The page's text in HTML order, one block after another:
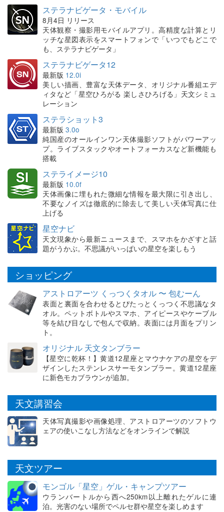
ステラナビゲータ・モバイル
8月4日 リリース
天体観察・撮影用モバイルアプリ。高精度な計算とリ
ッチな星図表示をスマートフォンで「いつでもどこで
も、ステラナビゲータ」
ステラナビゲータ12
最新版 12.0i
美しい描画、豊富な天体データ、オリジナル番組エデ
ィタなど「星空ひろがる 楽しさひろげる」天文シミュ
レーション
ステラショット3
最新版 3.0o
純国産のオールインワン天体撮影ソフトがパワーアッ
プ。ライブスタックやオートフォーカスなど新機能も
搭載
ステライメージ10
最新版 10.0f
天体画像に埋もれた微細な情報を最大限に引き出し、
不要なノイズは徹底的に除去して美しい天体写真に仕
上げる
星空ナビ
天文現象から最新ニュースまで、スマホをかざすと話
題がうかぶ。不思議がいっぱいの星空を楽しもう
ショッピング
アストロアーツ くっつくタオル 〜 包むーん
表面と裏面を合わせるとぴたっとくっつく不思議なタ
オル。ペットボトルやスマホ、アイピースやケーブル
等を結び目なしで包んで収納。表面には月面をプリン
ト。
オリジナル 天文タンブラー
【星空に乾杯！】黄道12星座とマウナケアの星空をデ
ザインしたステンレスサーモタンブラー。黄道12星座
に新色モカブラウンが追加。
天文講習会
天体写真撮影や画像処理、アストロアーツのソフトウ
ェアの使いこなし方法などをオンラインで解説
天文ツアー
モンゴル「星空」ゲル・キャンプツアー
ウランバートルから西へ250km以上離れたゲルに連
泊。光害のない場所でペルセ群や星空を楽しめます